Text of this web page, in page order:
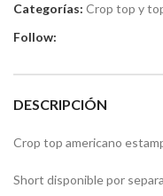
Categorías: Crop top y
Follow:
DESCRIPCIÓN
Crop top americano
Short disponible por